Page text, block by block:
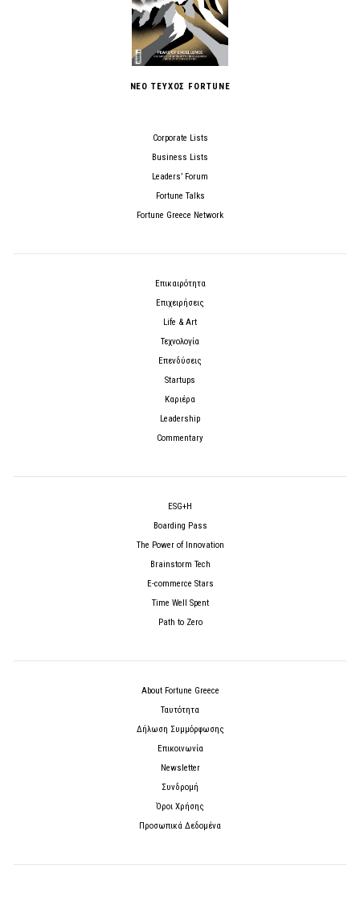
ΝΕΟ ΤΕΥΧΟΣ FORTUNE
Corporate Lists
Business Lists
Leaders’ Forum
Fortune Talks
Fortune Greece Network
Επικαιρότητα
Επιχειρήσεις
Life & Art
Τεχνολογία
Επενδύσεις
Startups
Καριέρα
Leadership
Commentary
ESG+H
Boarding Pass
The Power of Innovation
Brainstorm Tech
E-commerce Stars
Time Well Spent
Path to Zero
About Fortune Greece
Ταυτότητα
Δήλωση Συμμόρφωσης
Επικοινωνία
Newsletter
Συνδρομή
Όροι Χρήσης
Προσωπικά Δεδομένα